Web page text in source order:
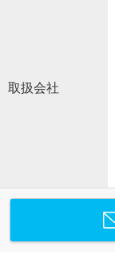
取扱会社